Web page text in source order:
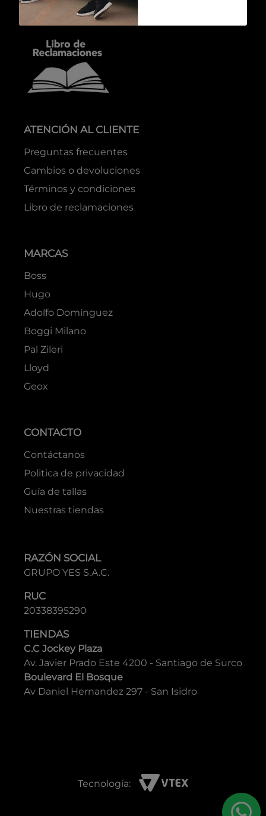
ATENCIÓN AL CLIENTE
Preguntas frecuentes
Cambios o devoluciones
Términos y condiciones
Libro de reclamaciones
MARCAS
Boss
Hugo
Adolfo Domínguez
Boggi Milano
Pal Zileri
Lloyd
Geox
CONTACTO
Contáctanos
Politica de privacidad
Guía de tallas
Nuestras tiendas
RAZÓN SOCIAL
GRUPO YES S.A.C.
RUC
20338395290
TIENDAS
C.C Jockey Plaza
Av. Javier Prado Este 4200 - Santiago de Surco
Boulevard El Bosque
Av Daniel Hernandez 297 - San Isidro
Tecnología: